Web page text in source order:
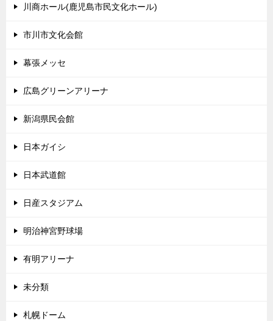
川商ホール(鹿児島市民文化ホール)
市川市文化会館
幕張メッセ
広島グリーンアリーナ
新潟県民会館
日本ガイシ
日本武道館
日産スタジアム
明治神宮野球場
有明アリーナ
未分類
札幌ドーム